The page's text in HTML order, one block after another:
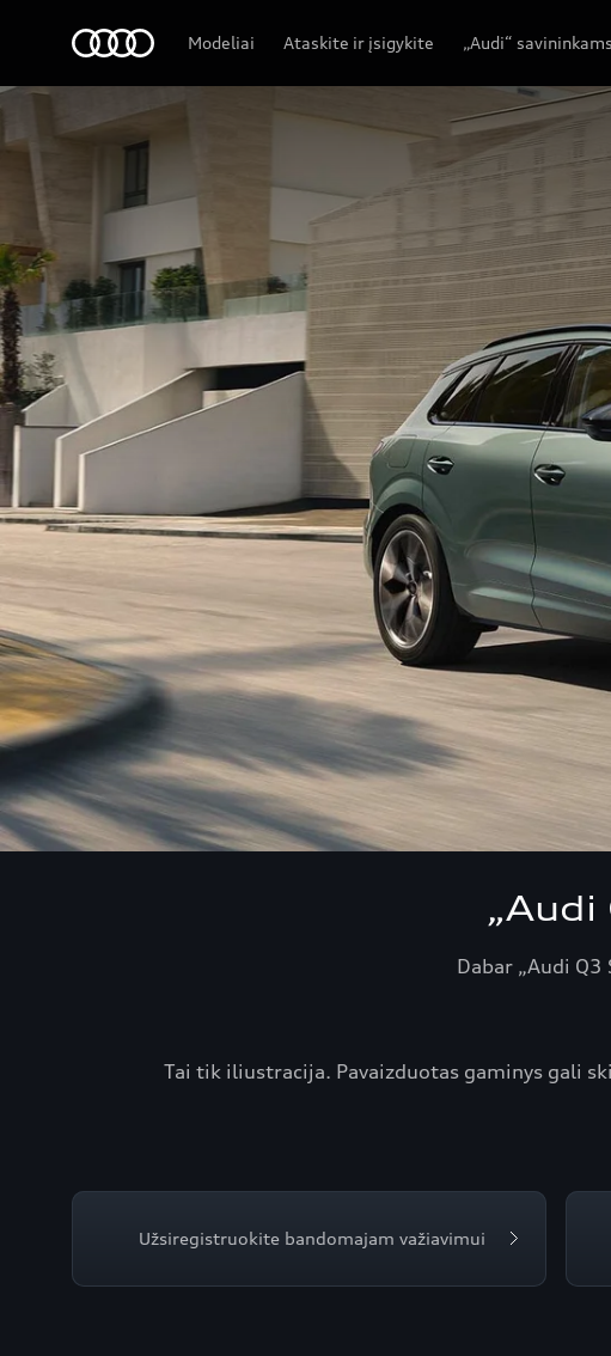
Modeliai Ataskite ir įsigykite „Audi“ savininkams
Dabar „Audi Q3
Tai tik iliustracija. Pavaizduotas gaminys gali
Užsiregistruokite bandomajam važiavimui